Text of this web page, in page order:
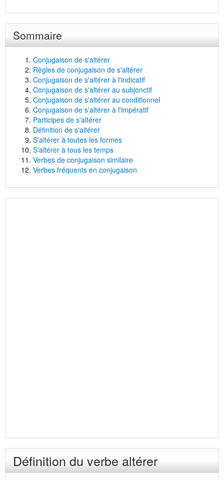
Sommaire
Conjugaison de s'altérer
Règles de conjugaison de s'altérer
Conjugaison de s'altérer à l'indicatif
Conjugaison de s'altérer au subjonctif
Conjugaison de s'altérer au conditionnel
Conjugaison de s'altérer à l'impératif
Participes de s'altérer
Définition de s'altérer
S'altérer à toutes les formes
S'altérer à tous les temps
Verbes de conjugaison similaire
Verbes fréquents en conjugaison
Définition du verbe altérer